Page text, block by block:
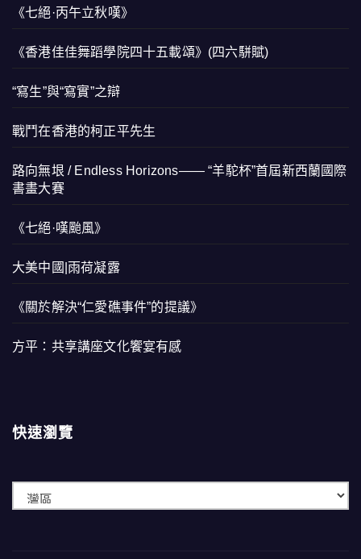
《七絕·丙午立秋嘆》
《香港佳佳舞蹈學院四十五載頌》(四六駢賦)
“寫生”與“寫實”之辯
戰鬥在香港的柯正平先生
路向無垠 / Endless Horizons—— “羊駝杯”首屆新西蘭國際
書畫大賽
《七絕·嘆颱風》
大美中國|雨荷凝露
《關於解決“仁愛礁事件”的提議》
方平：共享講座文化饗宴有感
快速瀏覽